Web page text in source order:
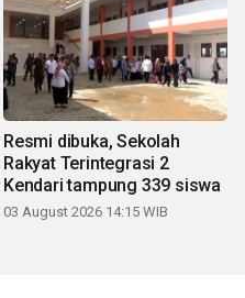
Resmi dibuka, Sekolah
Rakyat Terintegrasi 2
Kendari tampung 339 siswa
03 August 2026 14:15 WIB